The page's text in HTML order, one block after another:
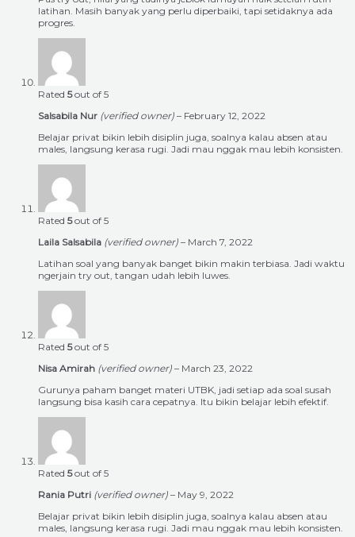
latihan. Masih banyak yang perlu diperbaiki, tapi setidaknya ada
progres.
Rated 5out of 5
Salsabila Nur (verified owner) – February 12, 2022
Belajar privat bikin lebih disiplin juga, soalnya kalau absen atau
males, langsung kerasa rugi. Jadi mau nggak mau lebih konsisten.
Rated 5out of 5
Laila Salsabila (verified owner) – March 7, 2022
Latihan soal yang banyak banget bikin makin terbiasa. Jadi waktu
ngerjain try out, tangan udah lebih luwes.
Rated 5out of 5
Nisa Amirah (verified owner) – March 23, 2022
Gurunya paham banget materi UTBK, jadi setiap ada soal susah
langsung bisa kasih cara cepatnya. Itu bikin belajar lebih efektif.
Rated 5out of 5
Rania Putri (verified owner) – May 9, 2022
Belajar privat bikin lebih disiplin juga, soalnya kalau absen atau
males, langsung kerasa rugi. Jadi mau nggak mau lebih konsisten.